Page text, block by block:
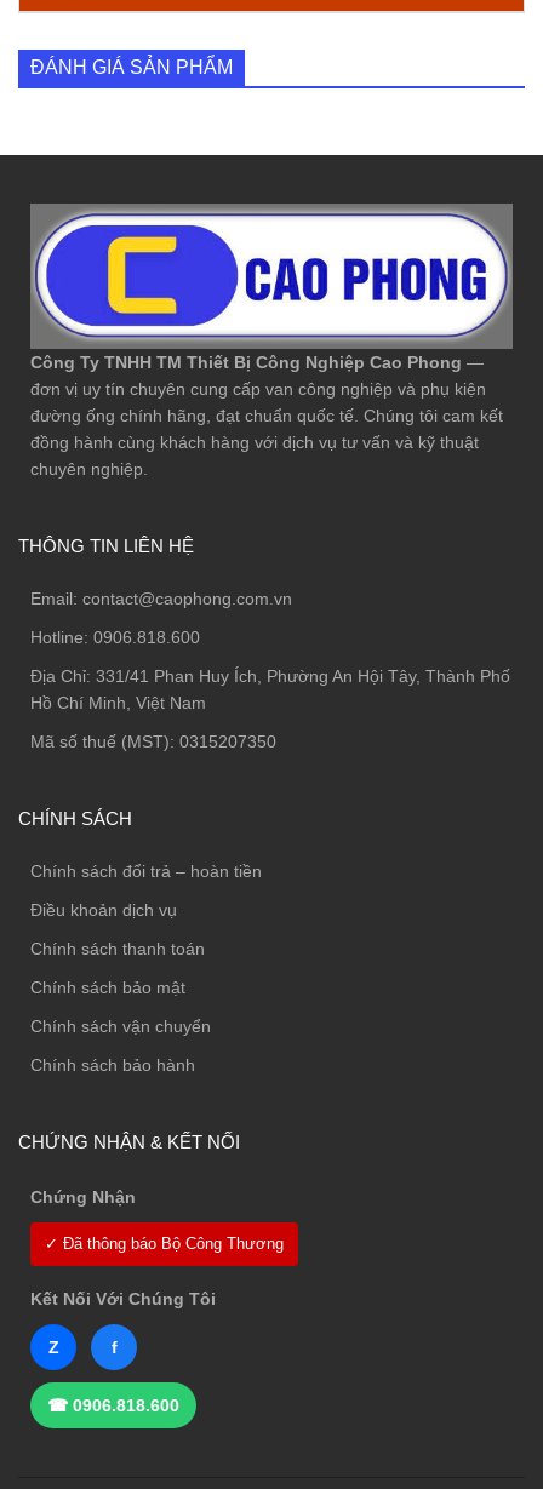
ĐÁNH GIÁ SẢN PHẨM
Công Ty TNHH TM Thiết Bị Công Nghiệp Cao Phong —
đơn vị uy tín chuyên cung cấp van công nghiệp và phụ kiện
đường ống chính hãng, đạt chuẩn quốc tế. Chúng tôi cam kết
đồng hành cùng khách hàng với dịch vụ tư vấn và kỹ thuật
chuyên nghiệp.
THÔNG TIN LIÊN HỆ
Email: contact@caophong.com.vn
Hotline: 0906.818.600
Địa Chỉ: 331/41 Phan Huy Ích, Phường An Hội Tây, Thành Phố
Hồ Chí Minh, Việt Nam
Mã số thuế (MST): 0315207350
CHÍNH SÁCH
Chính sách đổi trả – hoàn tiền
Điều khoản dịch vụ
Chính sách thanh toán
Chính sách bảo mật
Chính sách vận chuyển
Chính sách bảo hành
CHỨNG NHẬN & KẾT NỐI
Chứng Nhận
✓ Đã thông báo Bộ Công Thương
Kết Nối Với Chúng Tôi
Z f
☎ 0906.818.600